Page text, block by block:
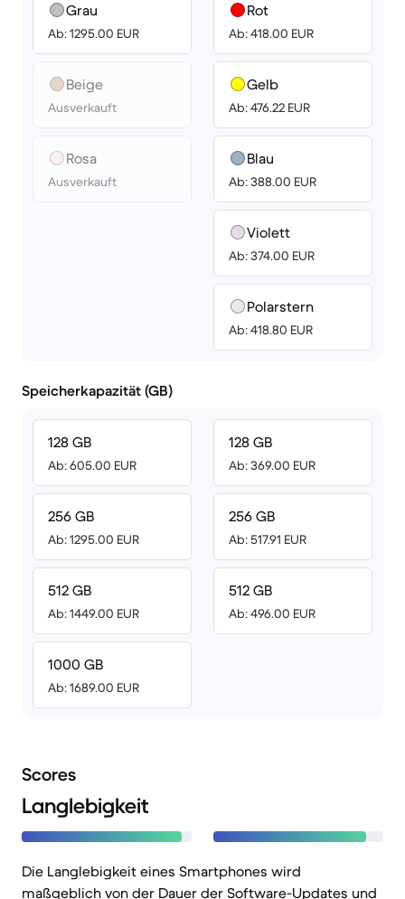
Grau
Ab: 1295.00 EUR
Beige
Ausverkauft
Rosa
Ausverkauft
Rot
Ab: 418.00 EUR
Gelb
Ab: 476.22 EUR
Blau
Ab: 388.00 EUR
Violett
Ab: 374.00 EUR
Polarstern
Ab: 418.80 EUR
Speicherkapazität (GB)
128 GB
Ab: 605.00 EUR
256 GB
Ab: 1295.00 EUR
512 GB
Ab: 1449.00 EUR
1000 GB
Ab: 1689.00 EUR
128 GB
Ab: 369.00 EUR
256 GB
Ab: 517.91 EUR
512 GB
Ab: 496.00 EUR
Scores
Langlebigkeit
Die Langlebigkeit eines Smartphones wird
maßgeblich von der Dauer der Software-Updates und